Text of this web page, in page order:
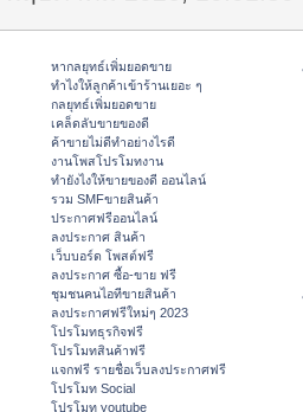
หากลยุทธ์เพิ่มยอดขาย
ทําไงให้ลูกค้าเข้าร้านเยอะ ๆ
กลยุทธ์เพิ่มยอดขาย
เคล็ดลับขายของดี
ค้าขายไม่ดีทำอย่างไรดี
งานโพสโปรโมทงาน
ทํายังไงให้ขายของดี ออนไลน์
รวม SMFขายสินค้า
ประกาศฟรีออนไลน์
ลงประกาศ สินค้า
เว็บบอร์ด โพสต์ฟรี
ลงประกาศ ซื้อ-ขาย ฟรี
ชุมชนคนไอทีขายสินค้า
ลงประกาศฟรีใหม่ๆ 2023
โปรโมทธุรกิจฟรี
โปรโมทสินค้าฟรี
แจกฟรี รายชื่อเว็บลงประกาศฟรี
โปรโมท Social
โปรโมท youtube